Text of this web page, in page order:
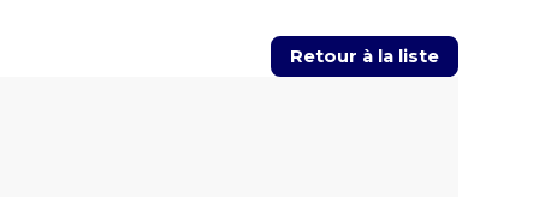
Retour à la liste